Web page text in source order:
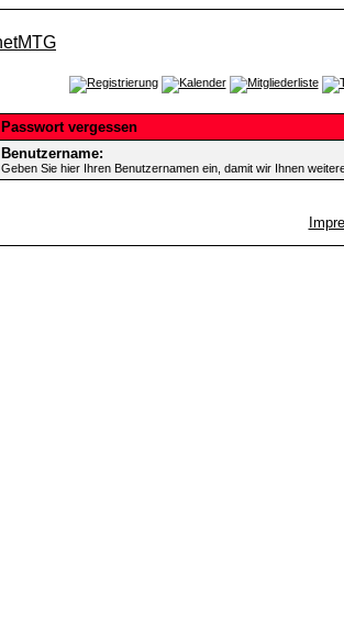
Passwort vergessen
Benutzername:
Geben Sie hier Ihren Benutzernamen ein, damit wir Ihnen